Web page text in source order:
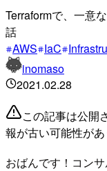
Terraformで、一意
話
AWS IaC
inomaso
2021.02.28
この記事は公開
報が古い可能性があ
おばんです！コン